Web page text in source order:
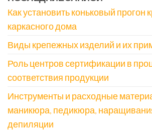
Как установить коньковый прогон
каркасного дома
Виды крепежных изделий и их
Роль центров сертификации в
соответствия продукции
Инструменты и расходные
маникюра, педикюра,
депиляции